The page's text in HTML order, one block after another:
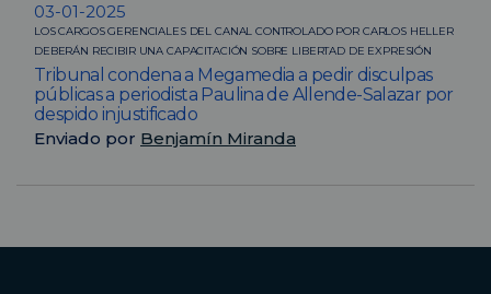
03-01-2025
LOS CARGOS GERENCIALES DEL CANAL CONTROLADO POR CARLOS HELLER
DEBERÁN RECIBIR UNA CAPACITACIÓN SOBRE LIBERTAD DE EXPRESIÓN
Tribunal condena a Megamedia a pedir disculpas
públicas a periodista Paulina de Allende-Salazar por
despido injustificado
Enviado por Benjamín Miranda